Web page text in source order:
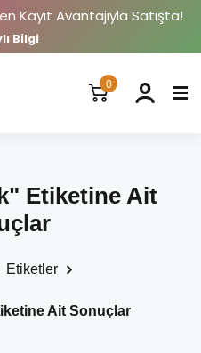
Kayıt Avantajıyla Satışta!
Bilgi
0
Etiketine Ait
Etiketler
Ait Sonuçlar